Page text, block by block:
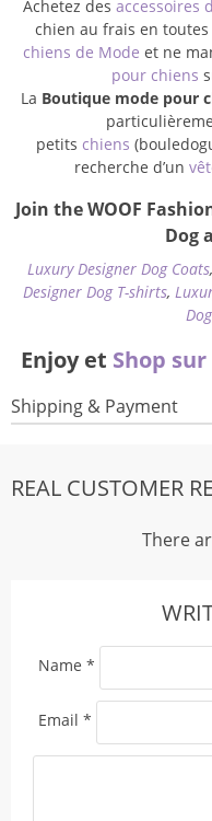
Achetez des accessoires
chien au frais en toutes
chiens de Mode et ne
pour chiens
La Boutique mode pour
petits chiens
recherche d’un
Join the WOOF
Dog
Luxury Designer Dog Coats,
Designer Dog T-shirts,
Enjoy et Shop
Shipping & Payment
REAL CUSTOMER
There
Name *
Email *